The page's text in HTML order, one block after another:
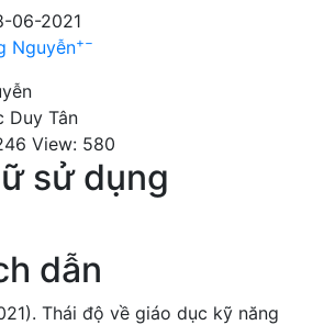
06-2021
Nguyễn+−
Duy Tân
View: 580
sử dụng
dẫn
Thái độ về giáo dục kỹ năng